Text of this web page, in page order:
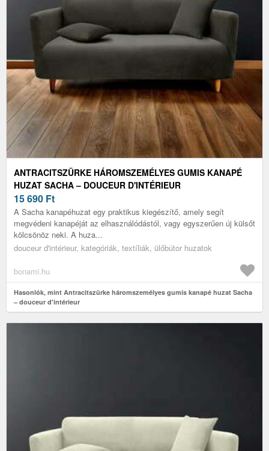
ANTRACITSZÜRKE HÁROMSZEMÉLYES GUMIS KANAPÉ
HUZAT SACHA – DOUCEUR D'INTÉRIEUR
15 690 Ft
A Sacha kanapéhuzat egy praktikus kiegészítő, amely segít
megvédeni kanapéját az elhasználódástól, vagy egyszerűen új külsőt
kölcsönöz neki. A huza...
douceur d'intérieur, kategóriák, textíliák, ülőbútor huzatok
bonami.hu
Hasonlók, mint Antracitszürke háromszemélyes gumis kanapé huzat Sacha
– douceur d'intérieur